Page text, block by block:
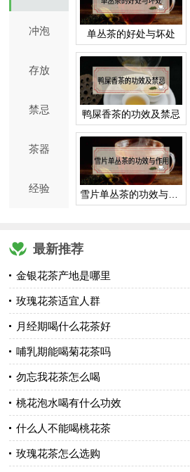
冲泡
存放
禁忌
茶器
经验
单丛茶的好处与坏处
鸭屎香茶的功效及禁忌
雪片单丛茶的功效与作用
最新推荐
金银花茶产地是哪里
玫瑰花茶适宜人群
月经期喝什么花茶好
哺乳期能喝菊花茶吗
勿忘我花茶怎么喝
桃花泡水喝有什么功效
什么人不能喝桃花茶
玫瑰花茶怎么选购